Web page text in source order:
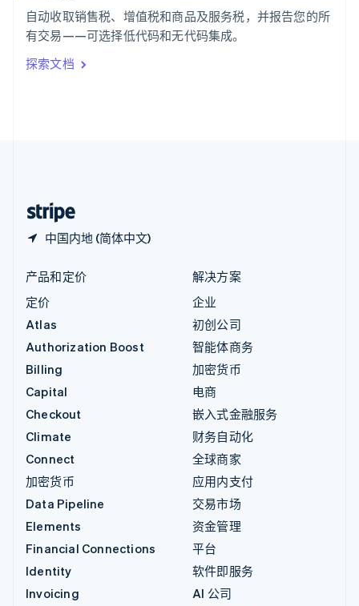
自动收取销售税、增值税和商品及服务税，并报告您的所
有交易——可选择低代码和无代码集成。
探索文档
中国内地 (简体中文)
意大利
ItalianoEnglish
印度
English
产品和定价
定价
Atlas
Authorization Boost
Billing
Capital
Checkout
Climate
Connect
加密货币
Data Pipeline
Elements
Financial Connections
Identity
Invoicing
解决方案
企业
初创公司
智能体商务
加密货币
电商
嵌入式金融服务
财务自动化
全球商家
应用内支付
交易市场
资金管理
平台
软件即服务
AI 公司